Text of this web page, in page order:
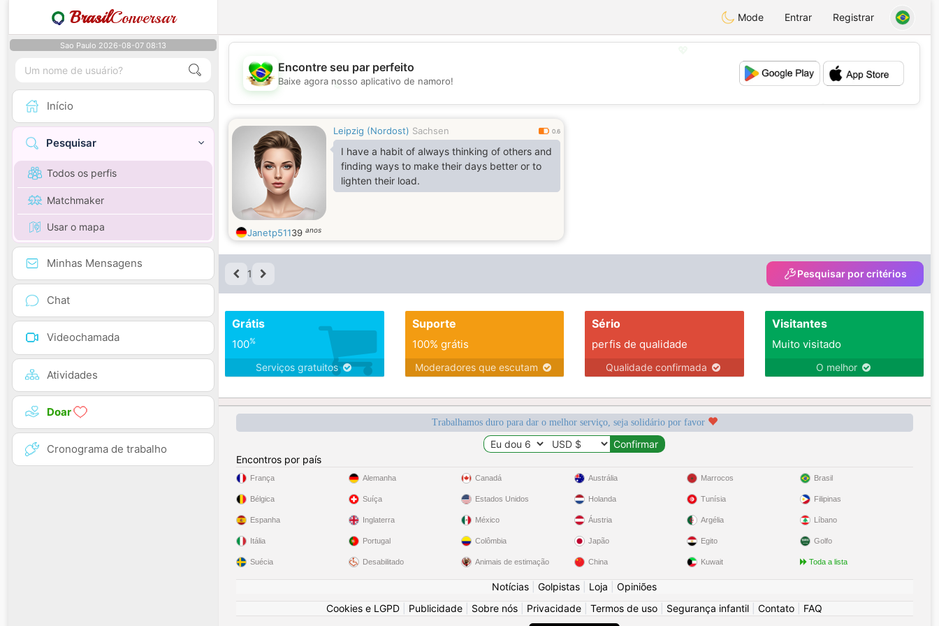
BrasilConversar Mode Entrar Registrar
Sao Paulo 2026-08-07 08:13
Início
Pesquisar
Todos os perfis
Matchmaker
Usar o mapa
Minhas Mensagens
Chat
Videochamada
Atividades
Doar
Cronograma de trabalho
💖
💕
Encontre seu par perfeito
Baixe agora nosso aplicativo de namoro!
Leipzig (Nordost) Sachsen 0.6
I have a habit of always thinking of others and
finding ways to make their days better or to
lighten their load.
Janetp51139 anos
1 Pesquisar por critérios
Grátis
100%
Serviços gratuitos
Suporte
100% grátis
Moderadores que escutam
Sério
perfis de qualidade
Qualidade confirmada
Visitantes
Muito visitado
O melhor
Trabalhamos duro para dar o melhor serviço, seja solidário por favor
Encontros por país
França
Bélgica
Espanha
Itália
Suécia
Alemanha
Suíça
Inglaterra
Portugal
Desabilitado
Canadá
Estados Unidos
México
Colômbia
Animais de estimação
Austrália
Holanda
Áustria
Japão
China
Marrocos
Tunísia
Argélia
Egito
Kuwait
Brasil
Filipinas
Líbano
Golfo
Toda a lista
Notícias Golpistas Loja
Opiniões
Cookies e LGPD
Publicidade Sobre nós Privacidade Termos de uso Segurança infantil Contato FAQ